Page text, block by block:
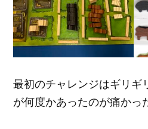
最初のチャレンジはギリギ
が何度かあったのが痛かっ